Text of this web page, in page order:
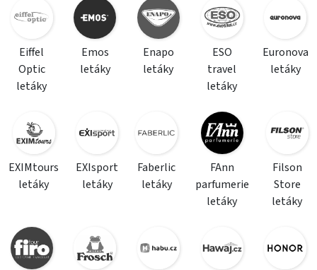
Eiffel
Optic
letáky
Emos
letáky
Enapo
letáky
ESO
travel
letáky
Euronova
letáky
EXIMtours
letáky
EXIsport
letáky
Faberlic
letáky
FAnn
parfumerie
letáky
Filson
Store
letáky